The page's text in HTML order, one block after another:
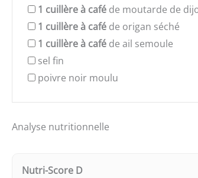
1 cuillère à café de moutarde de
1 cuillère à café de origan séché
1 cuillère à café de ail semoule
sel fin
poivre noir moulu
Analyse nutritionnelle
Nutri-Score D